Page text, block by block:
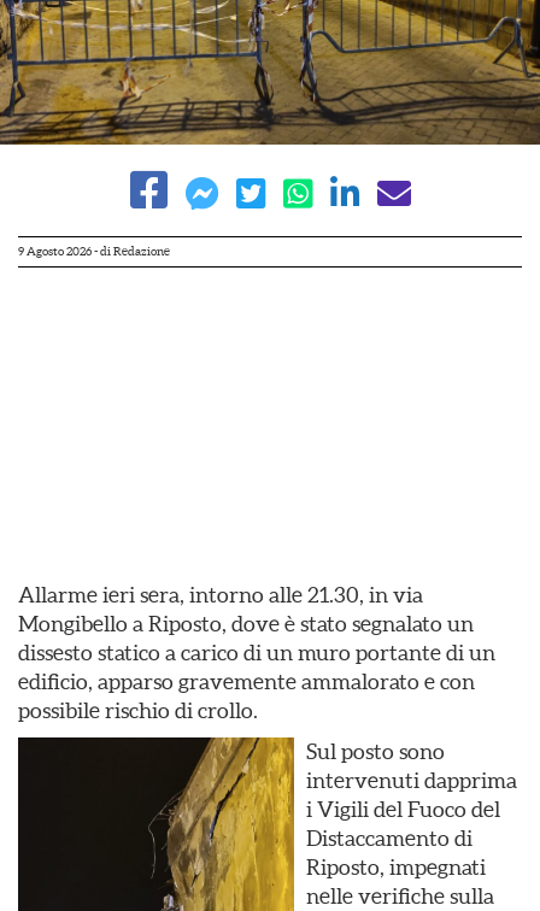
9 Agosto 2026- di Redazione
Allarme ieri sera, intorno alle 21.30, in via
Mongibello a Riposto, dove è stato segnalato un
dissesto statico a carico di un muro portante di un
edificio, apparso gravemente ammalorato e con
possibile rischio di crollo.
Sul posto sono
intervenuti dapprima
i Vigili del Fuoco del
Distaccamento di
Riposto, impegnati
nelle verifiche sulla